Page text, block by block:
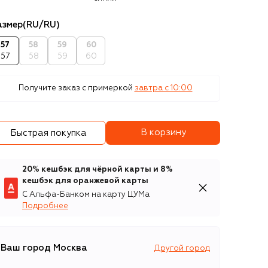
(RU/RU)
57
57
58
58
59
59
60
60
Получите заказ с примеркой завтра c 10:00
Быстрая покупка В корзину
20% кешбэк для чёрной карты и 8%
кешбэк для оранжевой карты
С Альфа-Банком на карту ЦУМа
Подробнее
Ваш город Москва Другой город